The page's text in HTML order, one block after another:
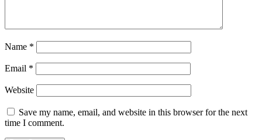
Name *
Email *
Website
Save my name, email, and website in this browser for the next
time I comment.